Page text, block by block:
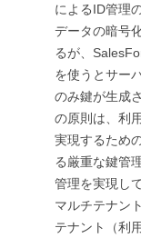
によるID管理
データの暗号
るが、
を使うとサー
のみ鍵が生成
の原則は、利
実現するため
る厳重な鍵管
管理を実現し
マルチテナン
テナント（利